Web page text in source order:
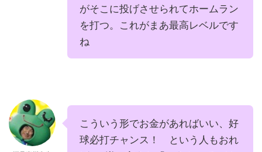
がそこに投げさせられてホームラン
を打つ。これがまあ最高レベルです
ね
こういう形でお金があればいい、好
球必打チャンス！ という人もおれ